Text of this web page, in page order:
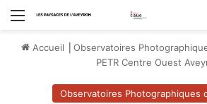
Menu
Accueil Observatoires
PETR Centre Ouest
Observatoires Photographiques